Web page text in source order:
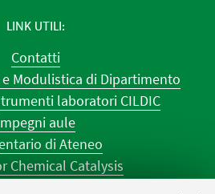
LINK UTILI
Contatti
e Modulistica di Dipartimento
laboratori CILDIC
aule
di Ateneo
Chemical Catalysis